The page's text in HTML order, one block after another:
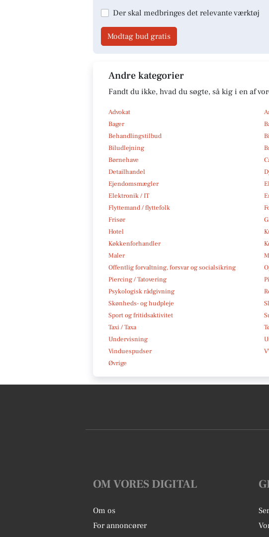
Der skal medbringes det relevante værktøj
Modtag bud gratis
Andre kategorier
Fandt du ikke, hvad du søgte, så kig i en af
Advokat
Bager
Behandlingstilbud
Biludlejning
Børnehave
Detailhandel
Ejendomsmægler
Elektronik / IT
Flyttemand / flyttefolk
Frisør
Hotel
Køkkenforhandler
Maler
Offentlig forvaltning, forsvar og socialsikring
Piercing / Tatovering
Psykologisk rådgivning
Skønheds- og hudpleje
Sport og fritidsaktivitet
Taxi / Taxa
Undervisning
Vinduespudser
Øvrige
OM VORES DIGITAL
Om os
For annoncører